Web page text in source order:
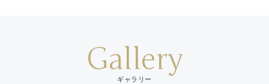
Gallery
ギャラリー